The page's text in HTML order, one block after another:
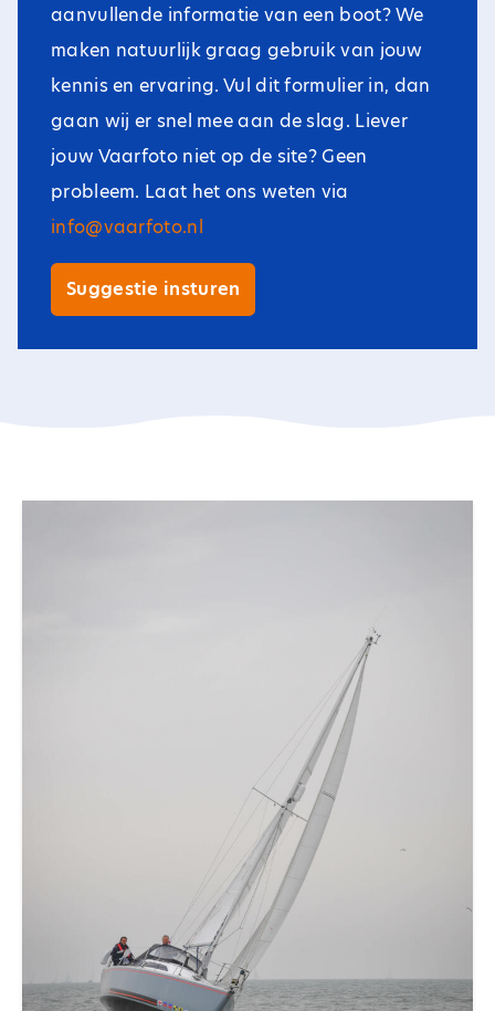
aanvullende informatie van een boot? We
maken natuurlijk graag gebruik van jouw
kennis en ervaring. Vul dit formulier in, dan
gaan wij er snel mee aan de slag. Liever
jouw Vaarfoto niet op de site? Geen
probleem. Laat het ons weten via
info@vaarfoto.nl
Suggestie insturen